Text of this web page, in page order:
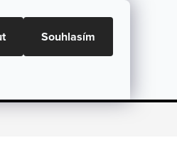
Souhlasím
podmínky, GDPR a GPSR